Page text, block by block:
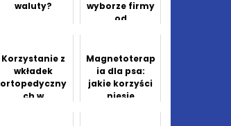
waluty?
wyborze firmy
od
uniknąć?
Korzystanie z
wkładek
ortopedyczny
ch w
Magnetoterap
ia dla psa:
jakie korzyści
niesie